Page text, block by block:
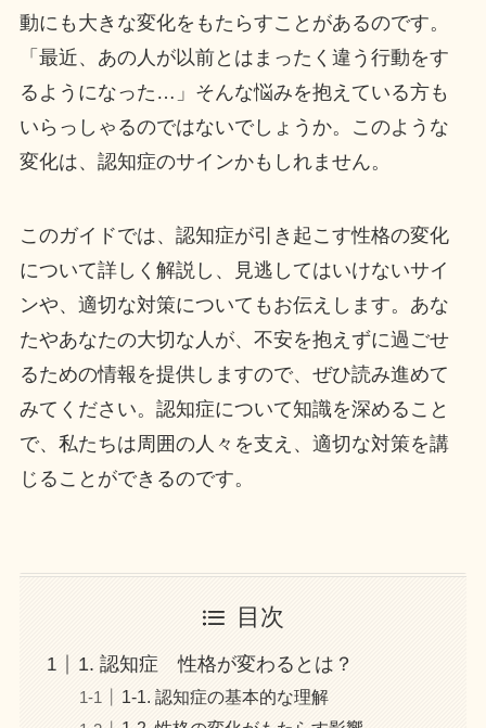
動にも大きな変化をもたらすことがあるのです。
「最近、あの人が以前とはまったく違う行動をす
るようになった…」そんな悩みを抱えている方も
いらっしゃるのではないでしょうか。このような
変化は、認知症のサインかもしれません。
このガイドでは、認知症が引き起こす性格の変化
について詳しく解説し、見逃してはいけないサイ
ンや、適切な対策についてもお伝えします。あな
たやあなたの大切な人が、不安を抱えずに過ごせ
るための情報を提供しますので、ぜひ読み進めて
みてください。認知症について知識を深めること
で、私たちは周囲の人々を支え、適切な対策を講
じることができるのです。
目次
1. 認知症 性格が変わるとは？
1-1. 認知症の基本的な理解